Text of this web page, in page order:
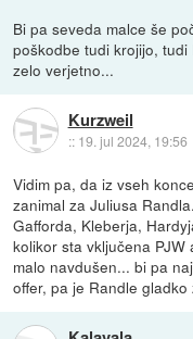
Bi pa seveda malce še
poškodbe tudi krojijo,
zelo verjetno...
Kurzweil
:: 19. jul 2024, 19:56
Vidim pa, da iz vseh
zanimal za Juliusa
Gafforda, Kleberja,
kolikor sta vključena
malo navdušen... bi pa
offer, pa je Randle gladko